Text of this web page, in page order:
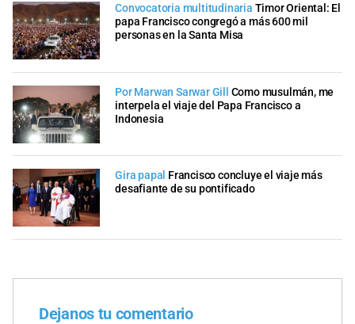
Convocatoria multitudinaria Timor Oriental: El
papa Francisco congregó a más 600 mil
personas en la Santa Misa
Por Marwan Sarwar Gill
Como musulmán, me
interpela el viaje del Papa Francisco a
Indonesia
Gira papal Francisco concluye el viaje más
desafiante de su pontificado
Dejanos tu comentario